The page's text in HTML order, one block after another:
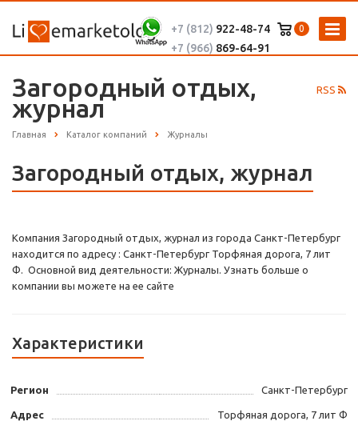
0
+7 (812) 922-48-74
+7 (966) 869-64-91
RSS
Загородный отдых,
журнал
Главная Каталог компаний Журналы
Загородный отдых, журнал
Компания Загородный отдых, журнал из города Санкт-Петербург
находится по адресу : Санкт-Петербург Торфяная дорога, 7 лит
Ф. Основной вид деятельности: Журналы. Узнать больше о
компании вы можете на ее сайте
Характеристики
Регион Санкт-Петербург
Адрес Торфяная дорога, 7 лит Ф